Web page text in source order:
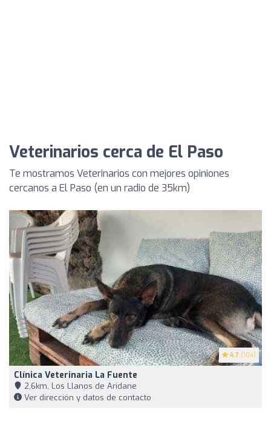
Veterinarios cerca de El Paso
Te mostramos Veterinarios con mejores opiniones
cercanos a El Paso (en un radio de 35km)
4.7 (104)
Clínica Veterinaria La Fuente
2,6km, Los Llanos de Aridane
Ver dirección y datos de contacto